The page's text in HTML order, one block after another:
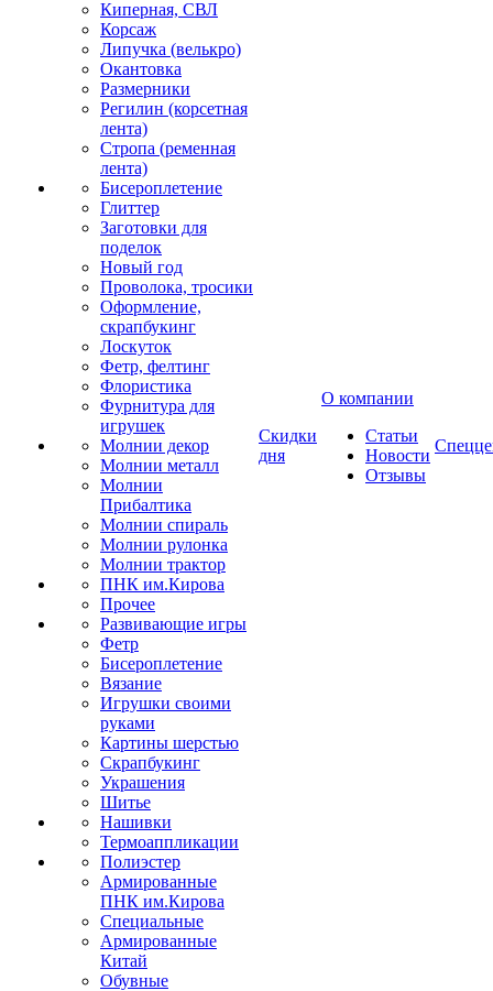
Киперная, СВЛ
Корсаж
Липучка (велькро)
Окантовка
Размерники
Регилин (корсетная
лента)
Стропа (ременная
лента)
Бисероплетение
Глиттер
Заготовки для
поделок
Новый год
Проволока, тросики
Оформление,
скрапбукинг
Лоскуток
Фетр, фелтинг
Флористика
Фурнитура для
игрушек
Молнии декор
Молнии металл
Молнии
Прибалтика
Молнии спираль
Молнии рулонка
Молнии трактор
ПНК им.Кирова
Прочее
Развивающие игры
Фетр
Бисероплетение
Вязание
Игрушки своими
руками
Картины шерстью
Скрапбукинг
Украшения
Шитье
Нашивки
Термоаппликации
Полиэстер
Армированные
ПНК им.Кирова
Специальные
Армированные
Китай
Обувные
Скидки
дня
О компании
Статьи
Новости
Отзывы